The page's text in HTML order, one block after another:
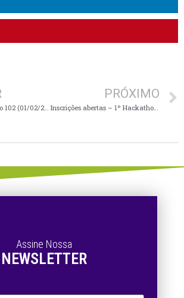
PRÓXIMO
Inscrições abertas – 1º Hackathon do Varejo no Alto Vale
Assine Nossa
NEWSLETTER